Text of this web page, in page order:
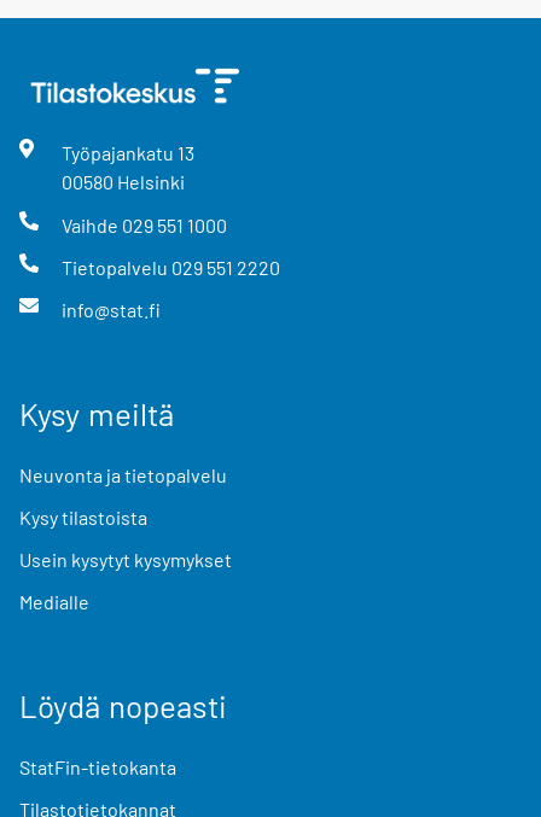
Työpajankatu 13
00580 Helsinki
Vaihde 029 551 1000
Tietopalvelu 029 551 2220
info@stat.fi
Kysy meiltä
Neuvonta ja tietopalvelu
Kysy tilastoista
Usein kysytyt kysymykset
Medialle
Löydä nopeasti
StatFin-tietokanta
Tilastotietokannat